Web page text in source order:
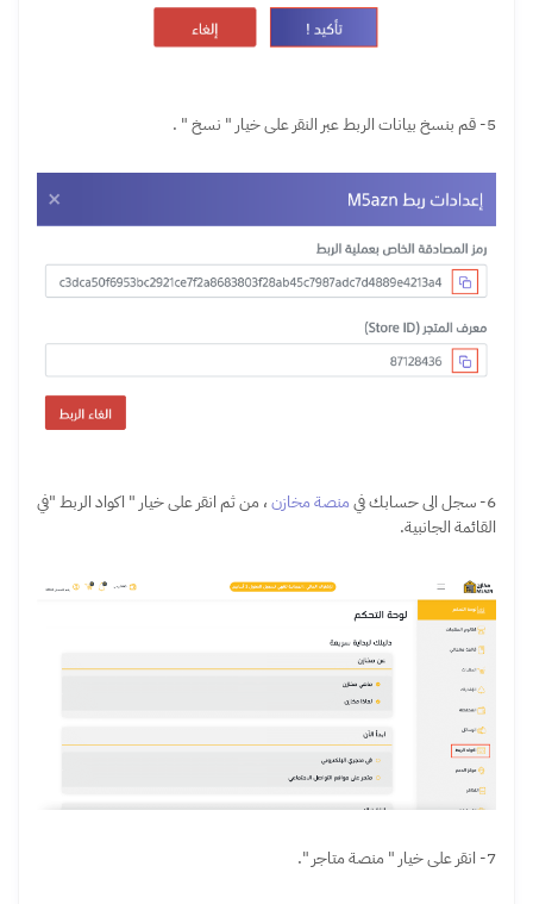
5- قم بنسخ بيانات الربط عبر النقر على خيار " نسخ " .
6- سجل الى حسابك في منصةمخازن، من ثم انقر على خيار " اكواد الربط "في
القائمة الجانبية.
7- انقر على خيار " منصة متاجر ".